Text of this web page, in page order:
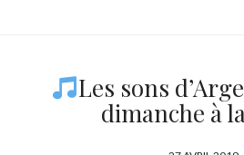
Les sons
dimanche à